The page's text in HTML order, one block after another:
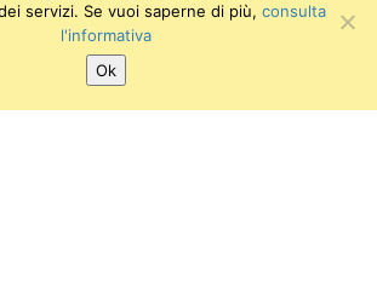
di Fisica
/ Via Nicola Pisano 25 (Largo Padre
dei Vecchi Macelli)
servizi. Se vuoi saperne di più, consulta
l'informativa
Ok